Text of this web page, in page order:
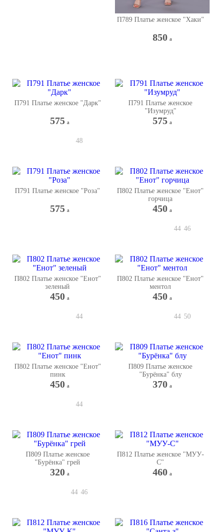
П789 Платье женское "Хаки"
850 a
П791 Платье женское "Дарк"
575 a
48
П791 Платье женское
"Изумруд"
575 a
П791 Платье женское "Роза"
575 a
П802 Платье женское "Енот"
горчица
450 a
44 46
П802 Платье женское "Енот"
зеленый
450 a
44
П802 Платье женское "Енот"
ментол
450 a
44 50
П802 Платье женское "Енот"
пинк
450 a
44
П809 Платье женское
"Бурёнка" блу
370 a
П809 Платье женское
"Бурёнка" грей
320 a
44 46
П812 Платье женское "МУУ-
С"
460 a